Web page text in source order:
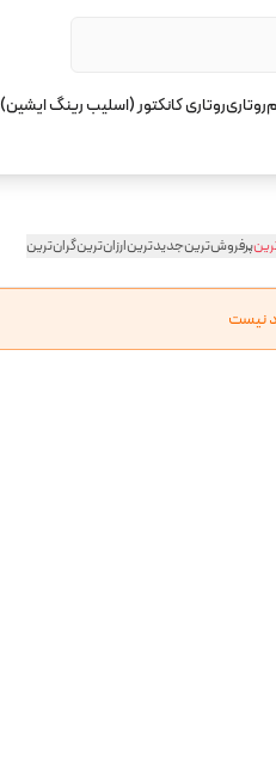
روتاریروتاری کانکتور (اسلیب رینگ ایشین)
پرفروش‌ترینجدیدترینارزان‌ترینگران‌ترین
نیست